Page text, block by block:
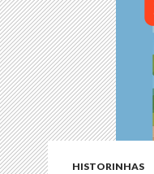
HISTORINHAS